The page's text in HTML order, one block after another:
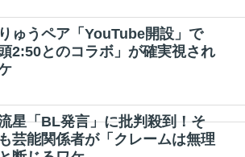
ゅうペア「YouTube開設」で
頭2:50とのコラボ」が確実視され
星「BL発言」に批判殺到！そ
芸能関係者が「クレームは無理